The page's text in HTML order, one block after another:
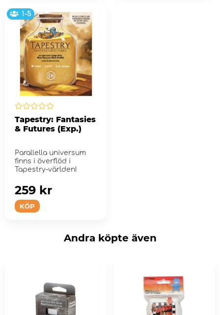
1-5
Tapestry: Fantasies
& Futures (Exp.)
Parallella universum
finns i överflöd i
Tapestry-världen!
KÖP
259 kr
Andra köpte även